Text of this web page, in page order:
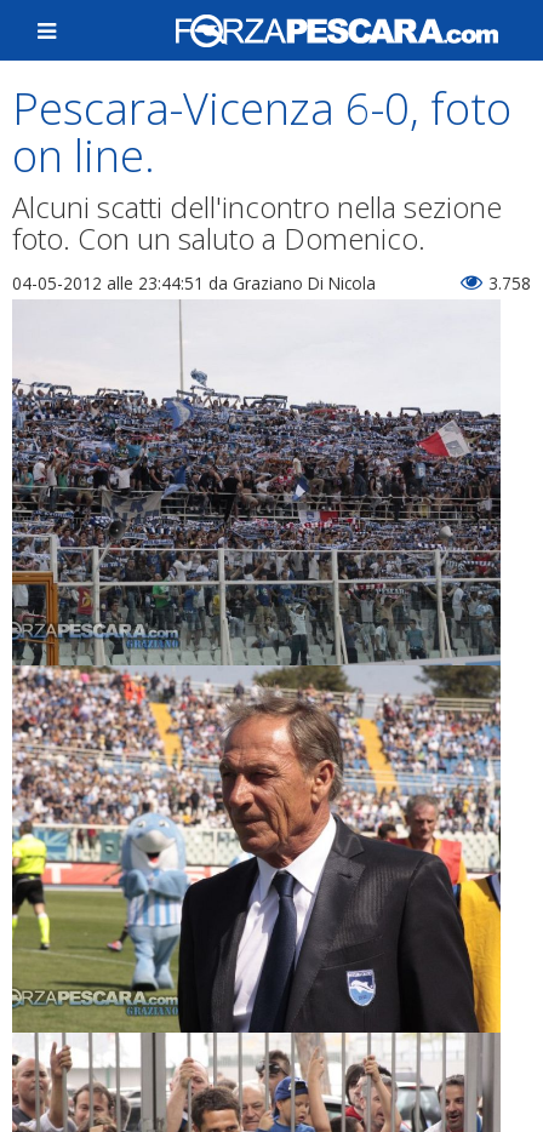
Pescara-Vicenza 6-0, foto
on line.
Alcuni scatti dell'incontro nella sezione
foto. Con un saluto a Domenico.
04-05-2012 alle 23:44:51 da Graziano Di Nicola 3.758